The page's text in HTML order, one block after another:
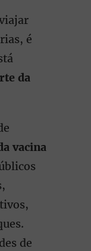
é
da
vacina
de